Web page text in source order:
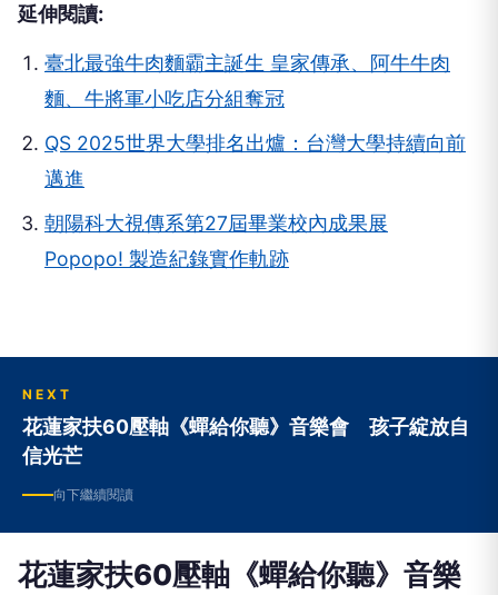
延伸閱讀:
臺北最強牛肉麵霸主誕生 皇家傳承、阿牛牛肉
麵、牛將軍小吃店分組奪冠
QS 2025世界大學排名出爐：台灣大學持續向前
邁進
朝陽科大視傳系第27屆畢業校內成果展
Popopo! 製造紀錄實作軌跡
NEXT
花蓮家扶60壓軸《蟬給你聽》音樂會 孩子綻放自
信光芒
向下繼續閱讀
花蓮家扶60壓軸《蟬給你聽》音樂